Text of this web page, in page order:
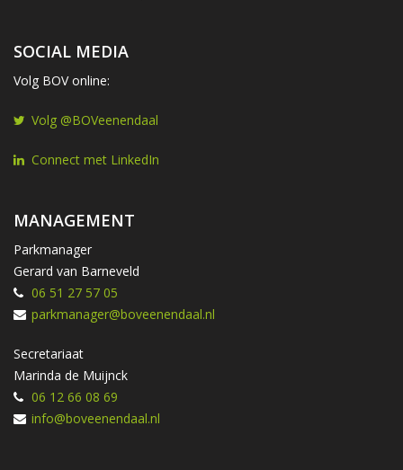
SOCIAL MEDIA
Volg BOV online:
Volg @BOVeenendaal
Connect met LinkedIn
MANAGEMENT
Parkmanager
Gerard van Barneveld
06 51 27 57 05
parkmanager@boveenendaal.nl
Secretariaat
Marinda de Muijnck
06 12 66 08 69
info@boveenendaal.nl